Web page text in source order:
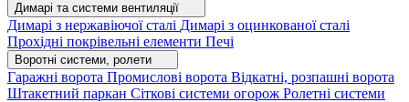
Димарі та системи вентиляції
Димарі з нержавіючої сталі Димарі з оцинкованої сталі
Прохідні покрівельні елементи Печі
Воротні системи, ролети
Гаражні ворота Промислові ворота Відкатні, розпашні ворота
Штакетний паркан Сіткові системи огорож Ролетні системи